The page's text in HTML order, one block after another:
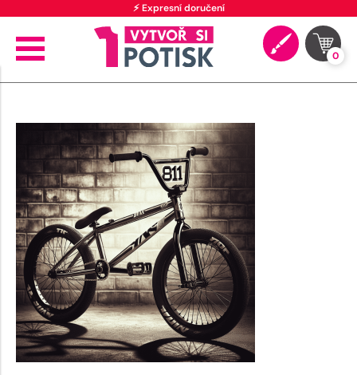
⚡ Expresní doručení
0